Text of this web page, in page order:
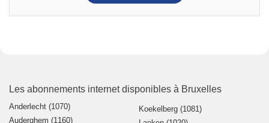
Les abonnements internet disponibles à Bruxelles
Anderlecht (1070)
Auderghem (1160)
Koekelberg (1081)